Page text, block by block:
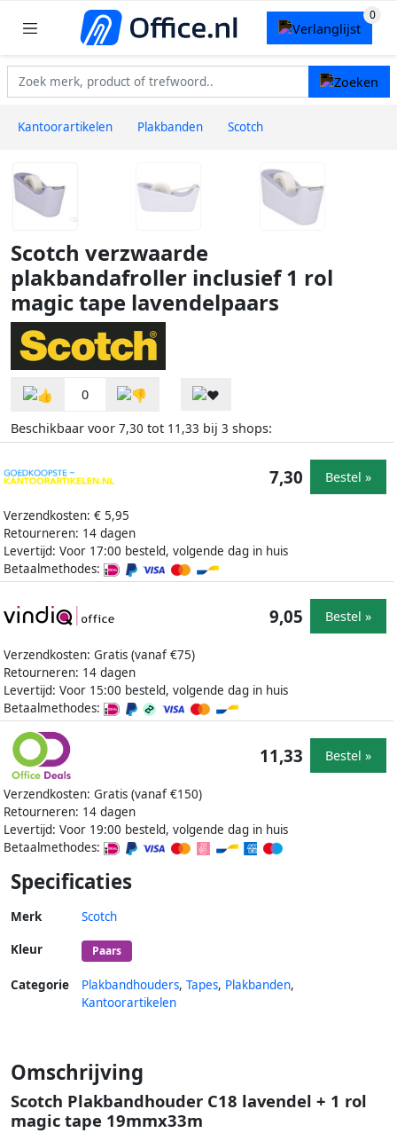
Kantoorartikelen Plakbanden Scotch
Scotch verzwaarde
plakbandafroller inclusief 1 rol
magic tape lavendelpaars
0
Beschikbaar voor 7,30 tot 11,33 bij 3 shops:
Verzendkosten: € 5,95
Retourneren: 14 dagen
Levertijd: Voor 17:00 besteld, volgende dag in huis
Betaalmethodes:
7,30 Bestel »
Verzendkosten: Gratis (vanaf €75)
Retourneren: 14 dagen
Levertijd: Voor 15:00 besteld, volgende dag in huis
Betaalmethodes:
9,05 Bestel »
Verzendkosten: Gratis (vanaf €150)
Retourneren: 14 dagen
Levertijd: Voor 19:00 besteld, volgende dag in huis
Betaalmethodes:
11,33 Bestel »
Specificaties
Merk Scotch
Kleur Paars
Categorie Plakbandhouders, Tapes, Plakbanden,
Kantoorartikelen
Omschrijving
Scotch Plakbandhouder C18 lavendel + 1 rol
magic tape 19mmx33m